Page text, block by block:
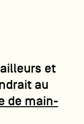
et
au
de main-